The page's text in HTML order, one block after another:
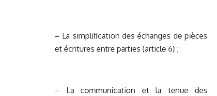
– La simplification des échanges de pièces
et écritures entre parties (article 6) ;
– La communication et la tenue des